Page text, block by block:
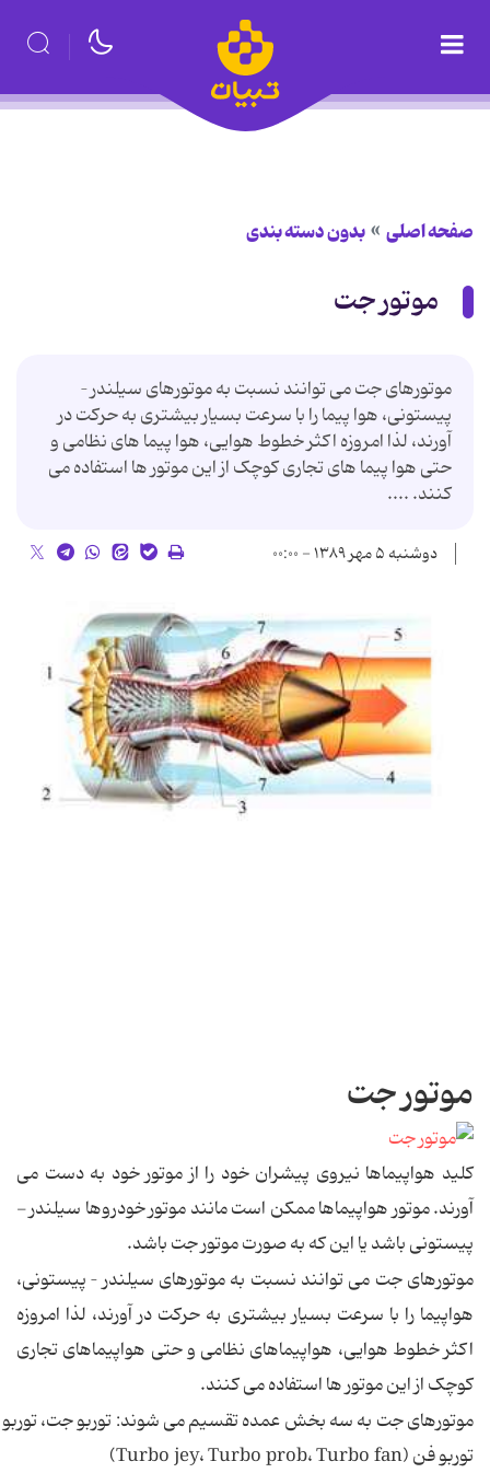
صفحه اصلی بدون دسته بندی
موتور جت
موتورهای جت می توانند نسبت به موتورهای سیلندر –
پیستونی، هوا پیما را با سرعت بسیار بیشتری به حرکت در
آورند، لذا امروزه اکثر خطوط هوایی، هوا پیما های نظامی و
حتی هوا پیما های تجاری کوچک از این موتور ها استفاده می
کنند. ....
دوشنبه ۵ مهر ۱۳۸۹ - ۰۰:۰۰
موتور جت
کلید هواپیماها نیروی پیشران خود را از موتور خود به دست می
آورند. موتور هواپیماها ممکن است مانند موتور خودروها سیلندر -
پیستونی باشد یا این که به صورت موتور جت باشد.
موتورهای جت می توانند نسبت به موتورهای سیلندر – پیستونی،
هواپیما را با سرعت بسیار بیشتری به حرکت در آورند، لذا امروزه
اکثر خطوط هوایی، هواپیماهای نظامی و حتی هواپیماهای تجاری
کوچک از این موتور ها استفاده می کنند.
موتورهای جت به سه بخش عمده تقسیم می شوند:توربو جت،
توربوفن (Turbo jey، Turbo prob، Turbo fan)